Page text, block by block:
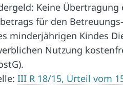
Keine
für den
minderjährigen Kindes
Nutzung
III R 18/15, Urteil vom